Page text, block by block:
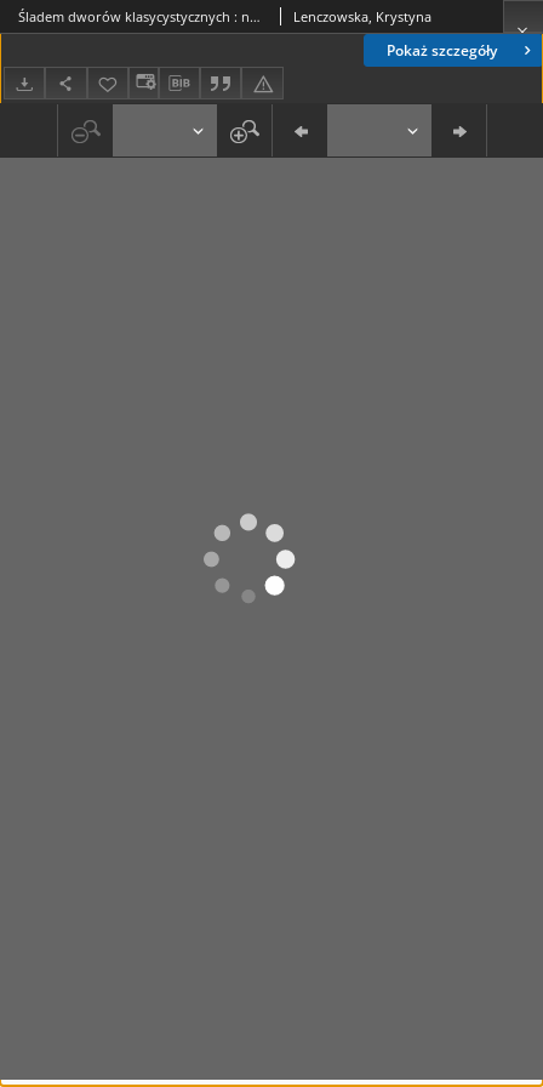
Pokaż szczegóły
Śladem dworów klasycystycznych : na wakacje Maciej Miezian proponuje alternatywny szlak nowohucki Lenczowska, Krystyna